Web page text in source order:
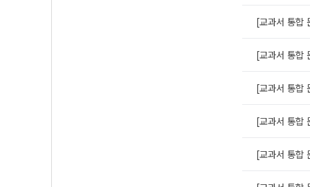
[교과서 통
[교과서 통
[교과서 통
[교과서 통
[교과서 통